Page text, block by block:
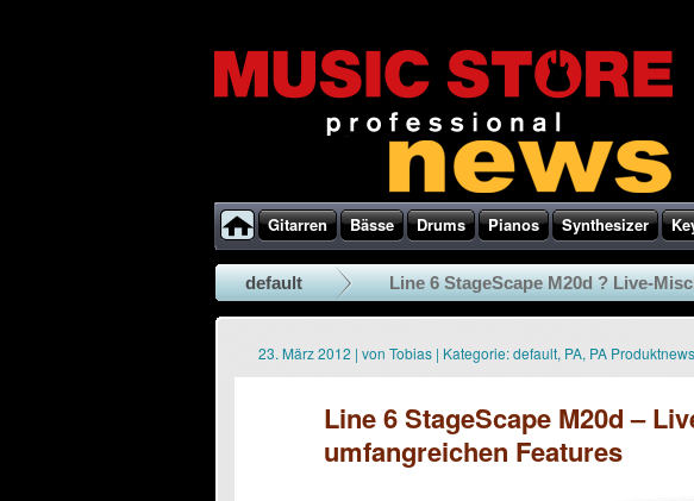
Gitarren Bässe Drums Pianos Synthesizer
default Line 6 StageScape M20d ? Live-
23. März 2012 | von Tobias | Kategorie:default, PA, PA Produktnews
Line 6 StageScape M20d –
umfangreichen Features